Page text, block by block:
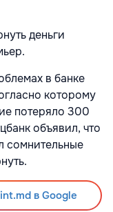
деньги
в банке
которому
потеряло 300
объявил, что
сомнительные
в Google